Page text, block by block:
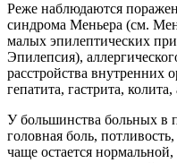
Реже наблюдаются
синдрома Меньера (см.
малых эпилептических
Эпилепсия),
расстройства внутренних
гепатита, гастрита,
У большинства больных в
головная боль,
чаще остается